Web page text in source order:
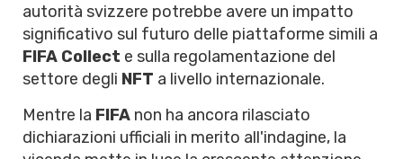
autorità svizzere potrebbe avere un impatto
significativo sul futuro delle piattaforme simili a
FIFA Collect e sulla regolamentazione del
settore degli NFT a livello internazionale.
Mentre la FIFA non ha ancora rilasciato
dichiarazioni ufficiali in merito all'indagine, la